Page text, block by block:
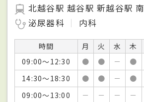
北越谷駅 越谷駅 新越谷駅
泌尿器科
内科
時間 月 火 水 木
09:00～12:30
● ● － ●
14:30～18:30
● ● － ●
09:00～13:00
－ － － －